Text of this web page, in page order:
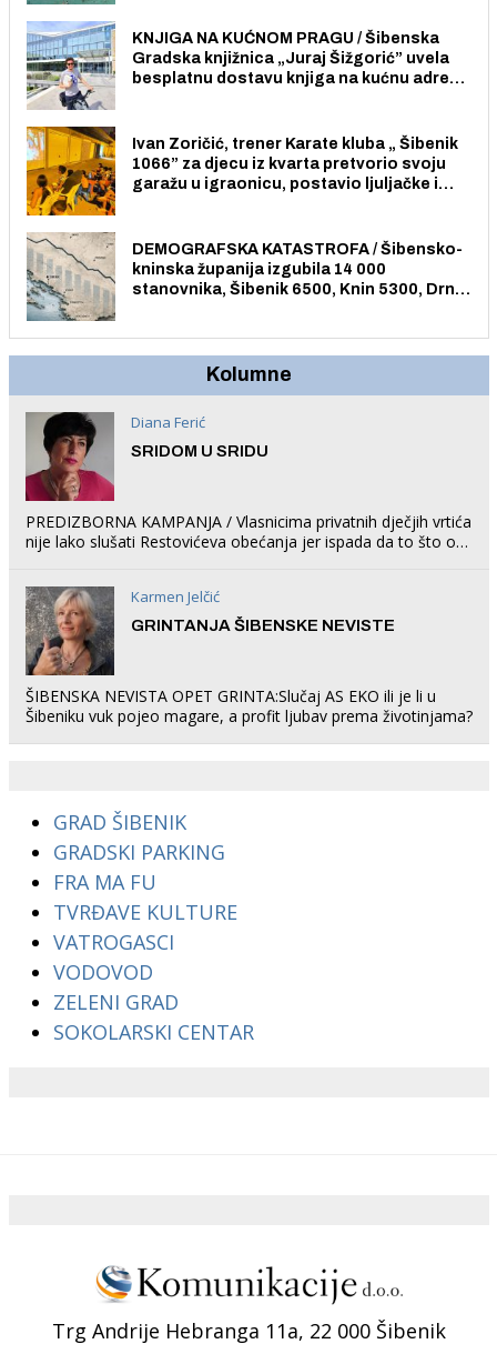
KNJIGA NA KUĆNOM PRAGU / Šibenska
Gradska knjižnica „Juraj Šižgorić” uvela
besplatnu dostavu knjiga na kućnu adresu
Ivan Zoričić, trener Karate kluba „ Šibenik
1066” za djecu iz kvarta pretvorio svoju
garažu u igraonicu, postavio ljuljačke i
DEMOGRAFSKA KATASTROFA / Šibensko-
kninska županija izgubila 14 000
stanovnika, Šibenik 6500, Knin 5300, Drniš
Kolumne
Diana Ferić
SRIDOM U SRIDU
PREDIZBORNA KAMPANJA / Vlasnicima privatnih dječjih vrtića
nije lako slušati Restovićeva obećanja jer ispada da to što oni
Karmen Jelčić
GRINTANJA ŠIBENSKE NEVISTE
ŠIBENSKA NEVISTA OPET GRINTA:Slučaj AS EKO ili je li u
Šibeniku vuk pojeo magare, a profit ljubav prema životinjama?
GRAD ŠIBENIK
GRADSKI PARKING
FRA MA FU
TVRĐAVE KULTURE
VATROGASCI
VODOVOD
ZELENI GRAD
SOKOLARSKI CENTAR
Trg Andrije Hebranga 11a, 22 000 Šibenik